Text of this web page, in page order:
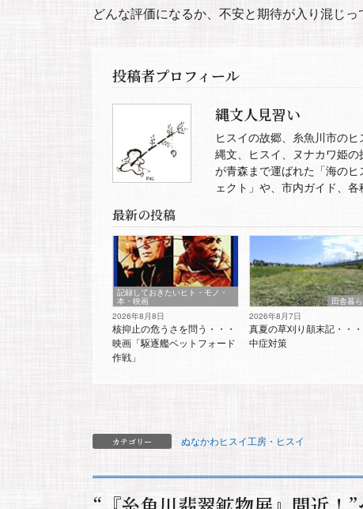
どんな評価になるか、不安と期待が入り混じっ
投稿者プロフィール
縄文人見習い
ヒスイの故郷、糸魚川市のヒ
縄文、ヒスイ、ヌナカワ姫
が青森まで運ばれた「海の
ェクト」や、市内ガイド、
最新の投稿
記録しておきたいヒト・モノ・
本・映画
2026年8月8日
核抑止の危うさを問う・・・
映画「駆逐艦ベットフォード
作戦」
田舎暮
2026年8月7日
真夏の草刈り顛末記・・
中症対策
カテゴリー ぬなかわヒスイ工房・ヒスイ